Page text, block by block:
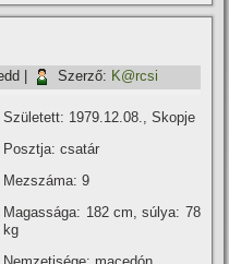
Szerző: K@rcsi
Született: 1979.12.08., Skopje
Posztja: csatár
Mezszáma: 9
Magassága: 182 cm, súlya: 78
kg